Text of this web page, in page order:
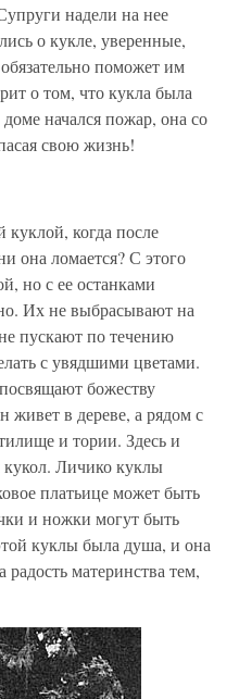
надели на нее
о кукле, уверенные,
поможет им
о том, что кукла была
начался пожар, она со
свою жизнь!
куклой, когда после
она ломается? С этого
но с ее останками
Их не выбрасывают на
пускают по течению
с увядшими цветами.
божеству
живет в дереве, а рядом с
и тории. Здесь и
Личико куклы
платьице может быть
и ножки могут быть
куклы была душа, и она
материнства тем,